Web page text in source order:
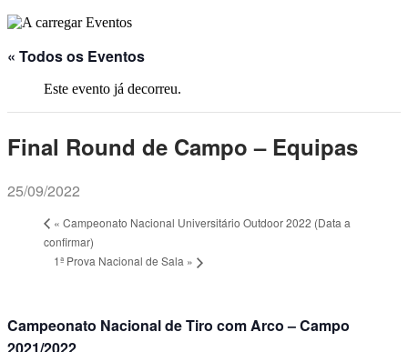
« Todos os Eventos
Este evento já decorreu.
Final Round de Campo – Equipas
25/09/2022
« Campeonato Nacional Universitário Outdoor 2022 (Data a
confirmar)
1ª Prova Nacional de Sala »
Campeonato Nacional de Tiro com Arco – Campo